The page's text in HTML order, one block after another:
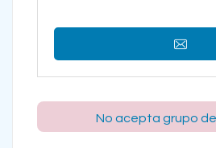
No acepta grupo